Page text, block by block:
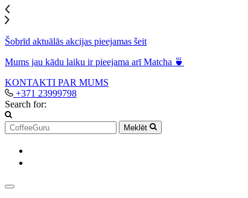
Šobrīd aktuālās akcijas pieejamas šeit
Mums jau kādu laiku ir pieejama arī Matcha 🍵
KONTAKTI PAR MUMS
+371 23999798
Search for:
Meklēt